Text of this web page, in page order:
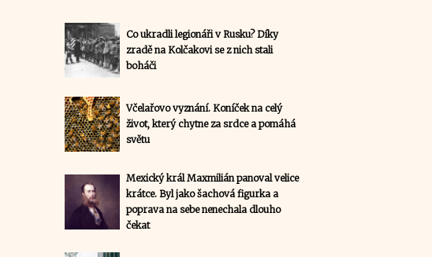
Co ukradli legionáři v Rusku? Díky
zradě na Kolčakovi se z nich stali
boháči
Včelařovo vyznání. Koníček na celý
život, který chytne za srdce a pomáhá
světu
Mexický král Maxmilián panoval velice
krátce. Byl jako šachová figurka a
poprava na sebe nenechala dlouho
čekat